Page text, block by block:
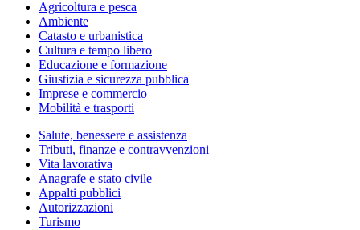
Agricoltura e pesca
Ambiente
Catasto e urbanistica
Cultura e tempo libero
Educazione e formazione
Giustizia e sicurezza pubblica
Imprese e commercio
Mobilità e trasporti
Salute, benessere e assistenza
Tributi, finanze e contravvenzioni
Vita lavorativa
Anagrafe e stato civile
Appalti pubblici
Autorizzazioni
Turismo